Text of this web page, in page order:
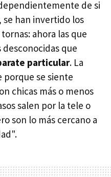
de si
se han invertido los
ahora las que
que
particular. La
porque se siente
chicas más o menos
salen por la tele o
son lo más cercano a